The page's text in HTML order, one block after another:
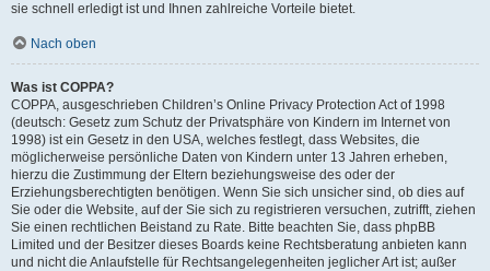
sie schnell erledigt ist und Ihnen zahlreiche Vorteile bietet.
Nach oben
Was ist COPPA?
COPPA, ausgeschrieben Children’s Online Privacy Protection Act of 1998
(deutsch: Gesetz zum Schutz der Privatsphäre von Kindern im Internet von
1998) ist ein Gesetz in den USA, welches festlegt, dass Websites, die
möglicherweise persönliche Daten von Kindern unter 13 Jahren erheben,
hierzu die Zustimmung der Eltern beziehungsweise des oder der
Erziehungsberechtigten benötigen. Wenn Sie sich unsicher sind, ob dies auf
Sie oder die Website, auf der Sie sich zu registrieren versuchen, zutrifft, ziehen
Sie einen rechtlichen Beistand zu Rate. Bitte beachten Sie, dass phpBB
Limited und der Besitzer dieses Boards keine Rechtsberatung anbieten kann
und nicht die Anlaufstelle für Rechtsangelegenheiten jeglicher Art ist; außer